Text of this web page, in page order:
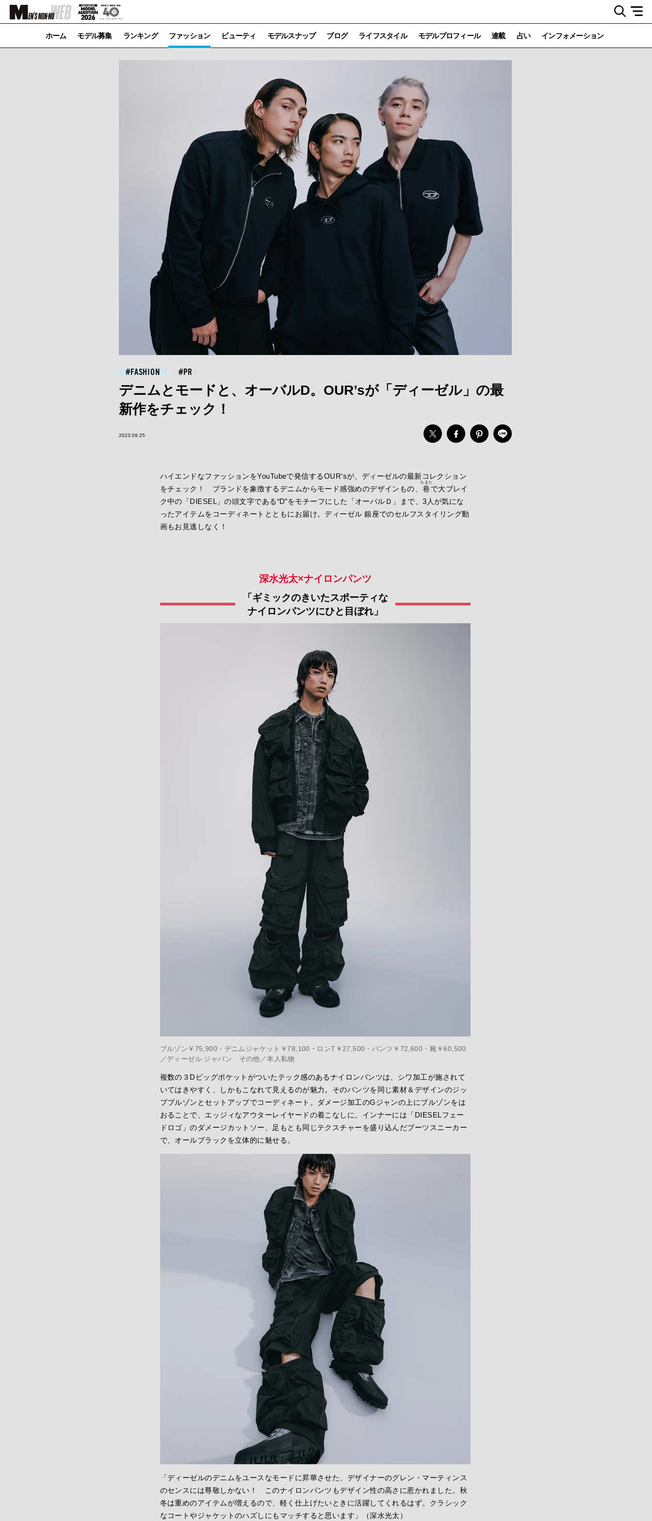
ホーム モデル募集 ランキング ファッション ビューティ モデルスナップ ブログ ライフスタイル モデルプロフィール 連載 占い インフォメーション
FASHION
デニムとモードと、オーバルD。OUR’sが「ディーゼル」の最
新作をチェック！
2023.09.25
ハイエンドなファッションをYouTubeで発信するOUR’sが、ディーゼルの最新コレクション
をチェック！ ブランドを象徴するデニムからモード感強めのデザインもの、 巷
ちまた
で大ブレイ
ク中の「DIESEL」の頭文字である“D”をモチーフにした「オーバルＤ」まで、3人が気にな
ったアイテムをコーディネートとともにお届け。ディーゼル 銀座でのセルフスタイリング動
画もお見逃しなく！
深水光太×ナイロンパンツ
「ギミックのきいたスポーティな
ナイロンパンツにひと目ぼれ」
ブルゾン￥75,900・デニムジャケット￥78,100・ロンT￥27,500・パンツ￥72,600・靴￥60,500
／ディーゼル ジャパン その他／本人私物
複数の３Dビッグポケットがついたテック感のあるナイロンパンツは、シワ加工が施されて
いてはきやすく、しかもこなれて見えるのが魅力。そのパンツを同じ素材＆デザインのジッ
プブルゾンとセットアップでコーディネート。ダメージ加工のGジャンの上にブルゾンをは
おることで、エッジィなアウターレイヤードの着こなしに。インナーには「DIESELフェー
ドロゴ」のダメージカットソー、足もとも同じテクスチャーを盛り込んだブーツスニーカー
で、オールブラックを立体的に魅せる。
「ディーゼルのデニムをユースなモードに昇華させた、デザイナーのグレン・マーティンス
のセンスには尊敬しかない！ このナイロンパンツもデザイン性の高さに惹かれました。秋
冬は重めのアイテムが増えるので、軽く仕上げたいときに活躍してくれるはず。クラシック
なコートやジャケットのハズしにもマッチすると思います」（深水光太）